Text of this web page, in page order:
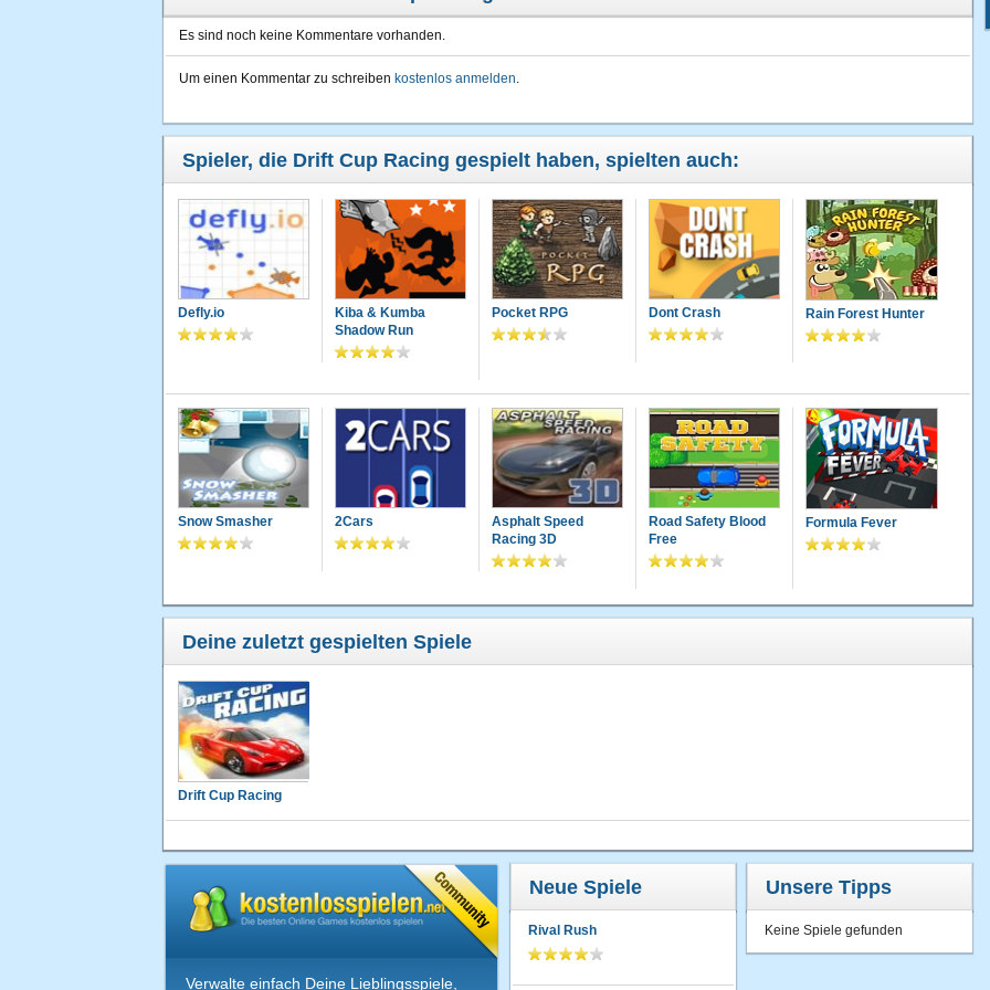
Es sind noch keine Kommentare vorhanden.
Um einen Kommentar zu schreiben kostenlos anmelden.
Spieler, die Drift Cup Racing gespielt haben, spielten auch:
Defly.io
Kiba & Kumba
Shadow Run
Pocket RPG Dont Crash Rain Forest Hunter
Snow Smasher 2Cars
Asphalt Speed
Racing 3D
Road Safety Blood
Free
Formula Fever
Deine zuletzt gespielten Spiele
Drift Cup Racing
Verwalte einfach Deine Lieblingsspiele,
Neue Spiele
Rival Rush
Unsere Tipps
Keine Spiele gefunden